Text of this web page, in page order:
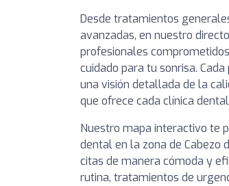
Desde tratamientos
avanzadas, en nuestro
profesionales
cuidado para tu sonrisa.
una visión detallada de la
que ofrece cada clínica
Nuestro mapa interactivo te
dental en la zona de Cabezo
citas de manera cómoda y
rutina, tratamientos de